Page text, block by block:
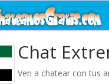
Chat
Ven a chatear con tus